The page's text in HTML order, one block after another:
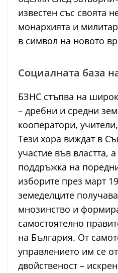
известен със своята
монархията и
в символ на новото
Социалната база
БЗНС стъпва на
– дребни и средни
кооператори,
Тези хора виждат в
участие във властта,
поддръжка на
изборите през март
земеделците
мнозинство и
самостоятелно
на България. От
управлението им се
двойственост –